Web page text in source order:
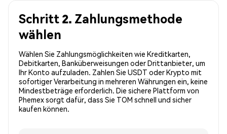
Schritt 2. Zahlungsmethode
wählen
Wählen Sie Zahlungsmöglichkeiten wie Kreditkarten,
Debitkarten, Banküberweisungen oder Drittanbieter, um
Ihr Konto aufzuladen. Zahlen Sie USDT oder Krypto mit
sofortiger Verarbeitung in mehreren Währungen ein, keine
Mindestbeträge erforderlich. Die sichere Plattform von
Phemex sorgt dafür, dass Sie TOM schnell und sicher
kaufen können.